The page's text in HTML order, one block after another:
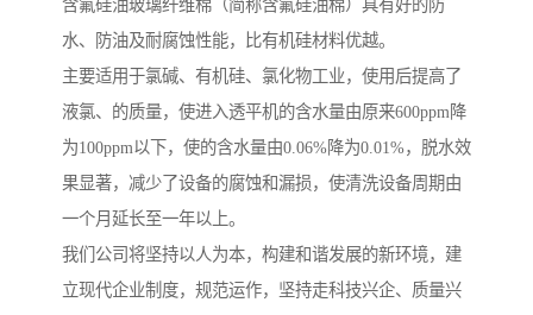
含氟硅油玻璃纤维棉（简称含氟硅油棉）具有好的防
水、防油及耐腐蚀性能，比有机硅材料优越。
主要适用于氯碱、有机硅、氯化物工业，使用后提高了
液氯、的质量，使进入透平机的含水量由原来600ppm降
为100ppm以下，使的含水量由0.06%降为0.01%，脱水效
果显著，减少了设备的腐蚀和漏损，使清洗设备周期由
一个月延长至一年以上。
我们公司将坚持以人为本，构建和谐发展的新环境，建
立现代企业制度，规范运作，坚持走科技兴企、质量兴